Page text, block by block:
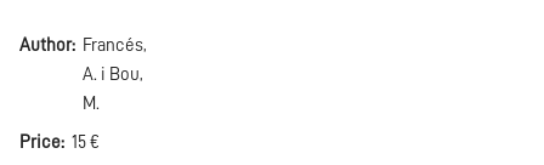
Author
Francés,
A. i Bou,
M.
Price 15 €